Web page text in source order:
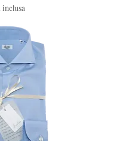
inclusa